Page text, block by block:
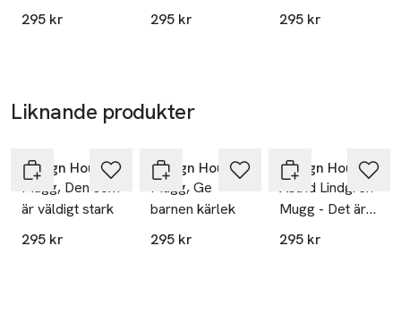
295 kr
295 kr
för att jag kan
295 kr
Liknande produkter
Design House Stockholm
Mugg, Den som
är väldigt stark
295 kr
Design House Stockholm
Mugg, Ge
barnen kärlek
295 kr
Design House Stockholm
Astrid Lindgren
Mugg - Det är
ingen ordning
295 kr